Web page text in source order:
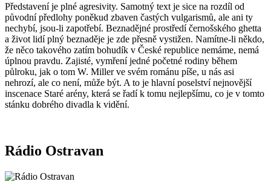
Představení je plné agresivity. Samotný text je sice na rozdíl od
původní předlohy poněkud zbaven častých vulgarismů, ale ani ty
nechybí, jsou-li zapotřebí. Beznadějné prostředí černošského ghetta
a život lidí plný beznaděje je zde přesně vystižen. Namítne-li někdo,
že něco takového zatím bohudík v České republice nemáme, nemá
úplnou pravdu. Zajisté, vymření jedné početné rodiny během
půlroku, jak o tom W. Miller ve svém románu píše, u nás asi
nehrozí, ale co není, může být. A to je hlavní poselství nejnovější
inscenace Staré arény, která se řadí k tomu nejlepšímu, co je v tomto
stánku dobrého divadla k vidění.
Rádio Ostravan